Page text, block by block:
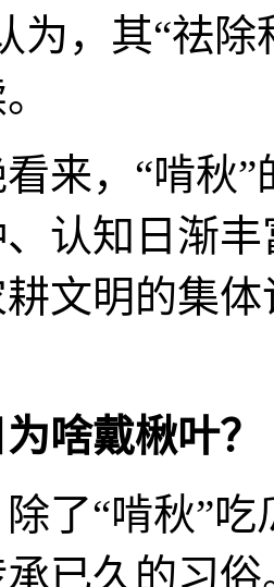
为，其“祛
，“啃秋”
认知日渐
文明的集
啥戴楸叶？
“啃秋”吃
已久的习俗